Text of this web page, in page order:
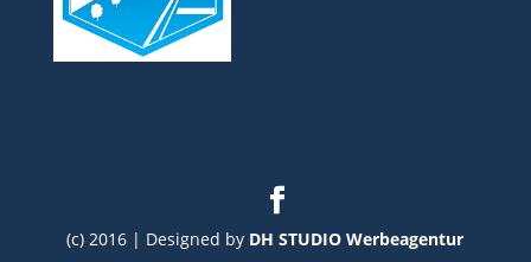
(c) 2016 | Designed by DH STUDIO Werbeagentur